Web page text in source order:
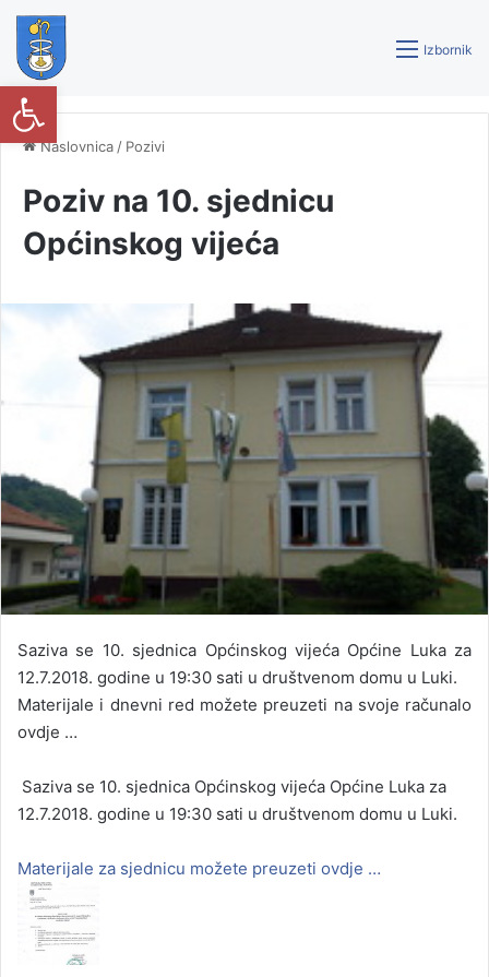
Izbornik
Naslovnica / Pozivi
Poziv na 10. sjednicu
Općinskog vijeća
Saziva se 10. sjednica Općinskog vijeća Općine Luka za
12.7.2018. godine u 19:30 sati u društvenom domu u Luki.
Materijale i dnevni red možete preuzeti na svoje računalo
ovdje …
Saziva se 10. sjednica Općinskog vijeća Općine Luka za
12.7.2018. godine u 19:30 sati u društvenom domu u Luki.
Materijale za sjednicu možete preuzeti ovdje …
Open toolbar